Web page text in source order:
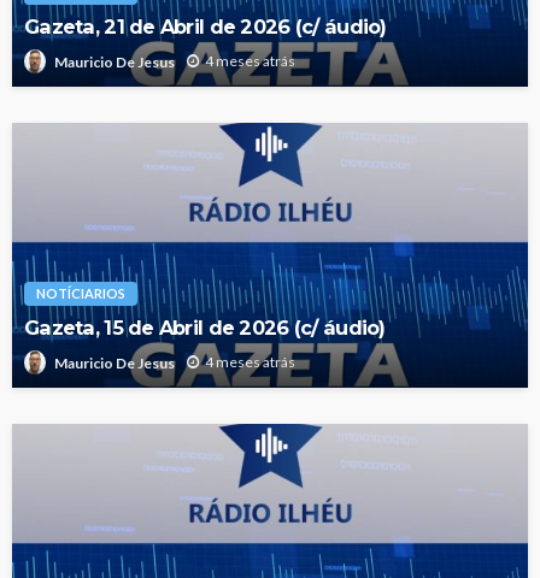
Gazeta, 21 de Abril de 2026 (c/ áudio)
Mauricio De Jesus 4 meses atrás
NOTÍCIARIOS
Gazeta, 15 de Abril de 2026 (c/ áudio)
Mauricio De Jesus 4 meses atrás